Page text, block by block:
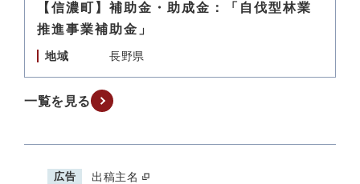
【信濃町】補助金・助成金：「自伐型林業
推進事業補助金」
地域 長野県
一覧を見る
広告 出稿主名